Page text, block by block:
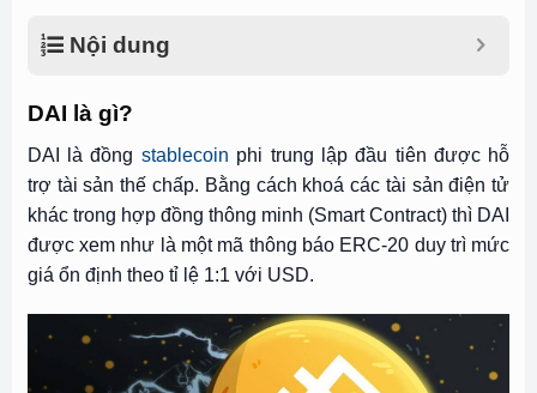
Nội dung
DAI là gì?
DAI là đồng stablecoin phi trung lập đầu tiên được hỗ
trợ tài sản thế chấp. Bằng cách khoá các tài sản điện tử
khác trong hợp đồng thông minh (Smart Contract) thì DAI
được xem như là một mã thông báo ERC-20 duy trì mức
giá ổn định theo tỉ lệ 1:1 với USD.